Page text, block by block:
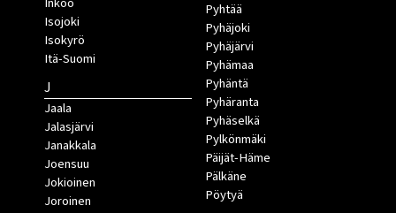
Isojoki
Isokyrö
Itä-Suomi
J
Jaala
Jalasjärvi
Janakkala
Joensuu
Jokioinen
Joroinen
Pyhtää
Pyhäjoki
Pyhäjärvi
Pyhämaa
Pyhäntä
Pyhäranta
Pyhäselkä
Pylkönmäki
Päijät-Häme
Pälkäne
Pöytyä